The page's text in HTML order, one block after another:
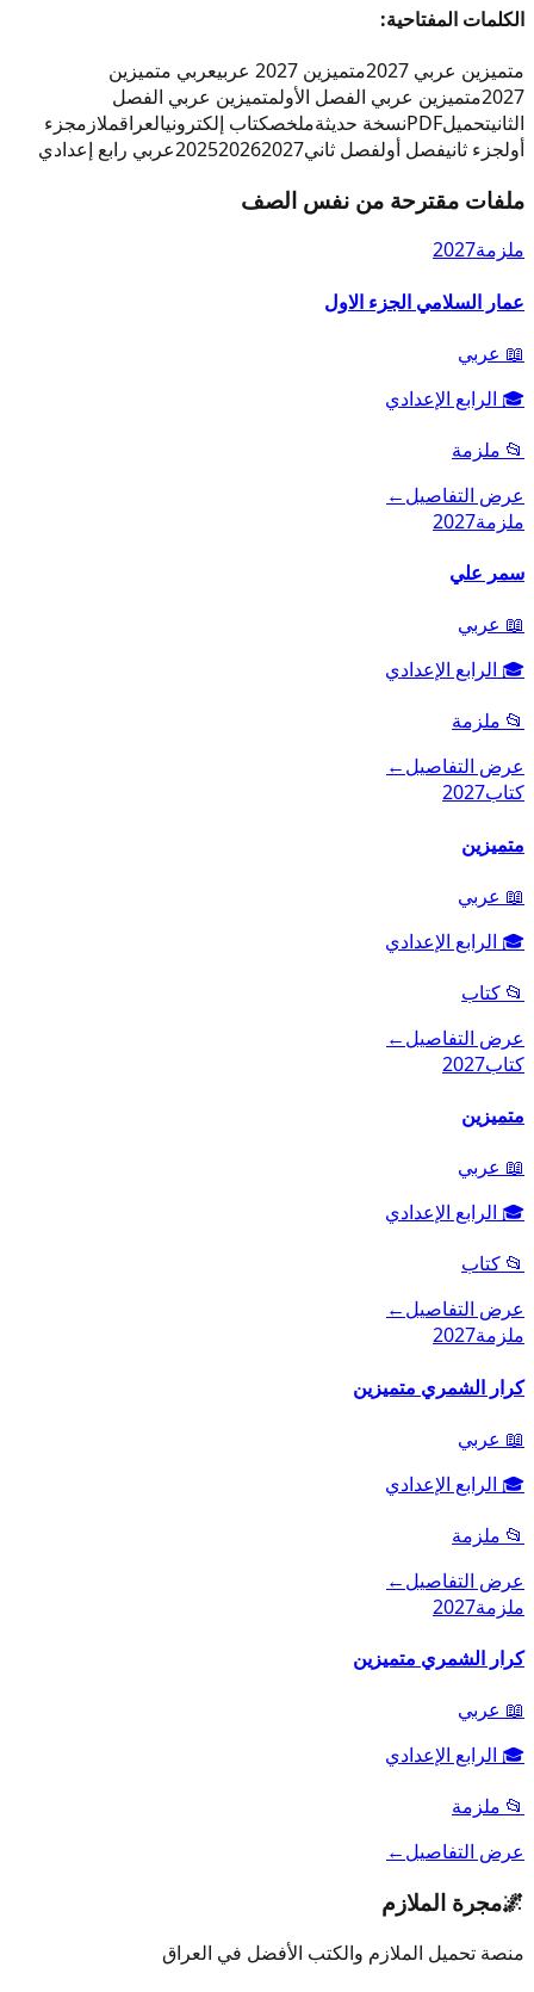
الكلمات المفتاحية:
متميزين عربي 2027
متميزين 2027 عربي
عربي متميزين
2027متميزين عربي الفصل الأولمتميزين عربي الفصل
الثانيتحميلPDFنسخة حديثةملخصكتاب إلكترونيالعراقملازمجزء
أولجزء ثانيفصل أولفصل ثاني 202520262027 عربي رابع إعدادي
ملفات مقترحة من نفس الصف
ملزمة2027
عمار السلامي الجزء الاول
📖 عربي
🎓 الرابع الإعدادي
📂 ملزمة
عرض التفاصيل←
ملزمة2027
سمر علي
📖 عربي
🎓 الرابع الإعدادي
📂 ملزمة
عرض التفاصيل←
كتاب2027
متميزين
📖 عربي
🎓 الرابع الإعدادي
📂 كتاب
عرض التفاصيل←
كتاب2027
متميزين
📖 عربي
🎓 الرابع الإعدادي
📂 كتاب
عرض التفاصيل←
ملزمة2027
كرار الشمري متميزين
📖 عربي
🎓 الرابع الإعدادي
📂 ملزمة
عرض التفاصيل←
ملزمة2027
كرار الشمري متميزين
📖 عربي
🎓 الرابع الإعدادي
📂 ملزمة
عرض التفاصيل←
🌌مجرة الملازم
منصة تحميل الملازم والكتب الأفضل في العراق